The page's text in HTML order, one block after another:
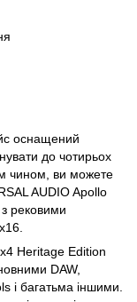
оснащений
до чотирьох
чином, ви можете
AUDIO Apollo
рековими
Heritage Edition
DAW,
і багатьма іншими.